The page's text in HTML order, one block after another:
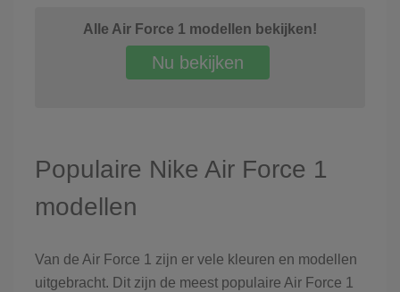
Alle Air Force 1 modellen bekijken!
Nu bekijken
Populaire Nike Air Force 1
modellen
Van de Air Force 1 zijn er vele kleuren en modellen
uitgebracht. Dit zijn de meest populaire Air Force 1